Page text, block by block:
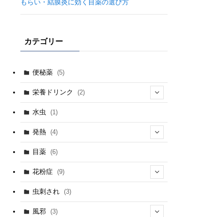
もらい・結膜炎に効く目薬の選び方
カテゴリー
便秘薬 (5)
栄養ドリンク (2)
水虫 (1)
発熱 (4)
(1)
(1)
目薬 (6)
花粉症 (9)
(5)
(4)
虫刺され (3)
風邪 (3)